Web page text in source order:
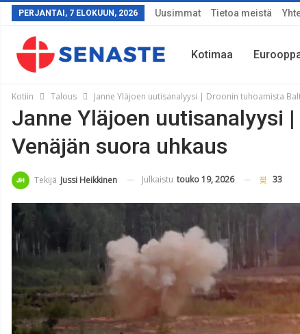
PERJANTAI, 7 ELOKUUN, 2026 Uusimmat Tietoa meistä
Kotimaa
Sää
Kotiin Talous Janne Yläjoen uutisanalyysi | Droonin tuhoamista
Janne Yläjoen uutisanalyysi
Venäjän suora uhkaus
Tekijä Jussi Heikkinen Julkaistu touko 19, 2026 33